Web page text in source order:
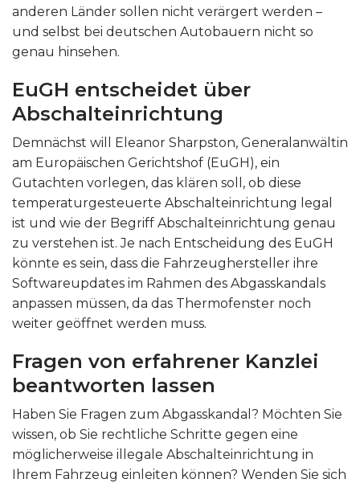
anderen Länder sollen nicht verärgert werden –
und selbst bei deutschen Autobauern nicht so
genau hinsehen.
EuGH entscheidet über
Abschalteinrichtung
Demnächst will Eleanor Sharpston, Generalanwältin
am Europäischen Gerichtshof (EuGH), ein
Gutachten vorlegen, das klären soll, ob diese
temperaturgesteuerte Abschalteinrichtung legal
ist und wie der Begriff Abschalteinrichtung genau
zu verstehen ist. Je nach Entscheidung des EuGH
könnte es sein, dass die Fahrzeughersteller ihre
Softwareupdates im Rahmen des Abgasskandals
anpassen müssen, da das Thermofenster noch
weiter geöffnet werden muss.
Fragen von erfahrener Kanzlei
beantworten lassen
Haben Sie Fragen zum Abgasskandal? Möchten Sie
wissen, ob Sie rechtliche Schritte gegen eine
möglicherweise illegale Abschalteinrichtung in
Ihrem Fahrzeug einleiten können? Wenden Sie sich